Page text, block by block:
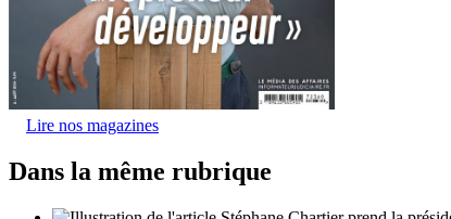
Lire nos magazines
Dans la même rubrique